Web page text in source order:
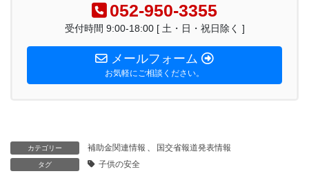
052-950-3355
受付時間 9:00-18:00 [ 土・日・祝日除く ]
メールフォーム
お気軽にご相談ください。
カテゴリー 補助金関連情報 、 国交省報道発表情報
タグ 子供の安全